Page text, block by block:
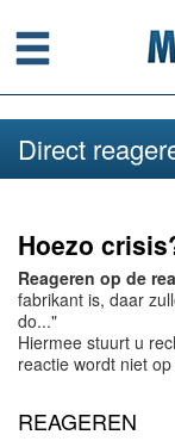
Menu
Direct
Hoezo
Reageren op de
fabrikant is, daar
do..."
Hiermee stuurt u
reactie wordt niet
REAGEREN